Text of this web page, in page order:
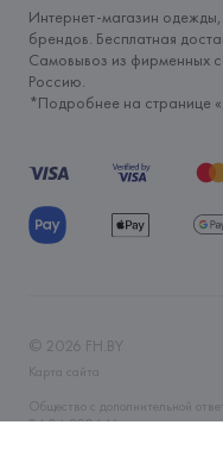
Интернет-магазин
брендов. Бесплатная
Самовывоз из фирменных
Россию.
*Подробнее на странице «
© 2026 FH.BY
Карта сайта
Общество с дополнительной
06.04.2006 Минским